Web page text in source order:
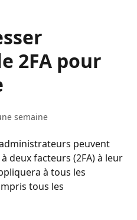
2FA pour
semaine
peuvent
deux facteurs (2FA) à leur
à tous les
tous les